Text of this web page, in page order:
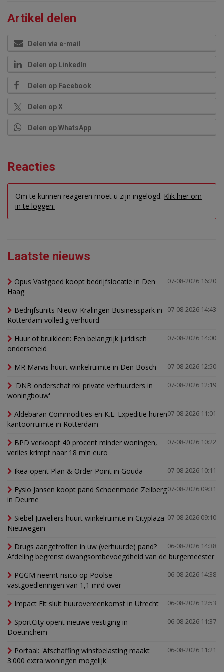
Artikel delen
Delen via e-mail
Delen op LinkedIn
Delen op Facebook
Delen op X
Delen op WhatsApp
Reacties
Om te kunnen reageren moet u zijn ingelogd. Klik hier om
in te loggen.
Laatste nieuws
07-08-2026 16:20
Opus Vastgoed koopt bedrijfslocatie in Den
Haag
07-08-2026 14:43
Bedrijfsunits Nieuw-Kralingen Businesspark in
Rotterdam volledig verhuurd
07-08-2026 14:00
Huur of bruikleen: Een belangrijk juridisch
onderscheid
07-08-2026 12:50
MR Marvis huurt winkelruimte in Den Bosch
07-08-2026 12:19
'DNB onderschat rol private verhuurders in
woningbouw'
07-08-2026 11:01
Aldebaran Commodities en K.E. Expeditie huren
kantoorruimte in Rotterdam
07-08-2026 10:22
BPD verkoopt 40 procent minder woningen,
verlies krimpt naar 18 mln euro
07-08-2026 10:11
Ikea opent Plan & Order Point in Gouda
07-08-2026 09:31
Fysio Jansen koopt pand Schoenmode Zeilberg
in Deurne
07-08-2026 09:10
Siebel Juweliers huurt winkelruimte in Cityplaza
Nieuwegein
06-08-2026 14:38
Drugs aangetroffen in uw (verhuurde) pand?
Afdeling begrenst dwangsombevoegdheid van de burgemeester
06-08-2026 14:38
PGGM neemt risico op Poolse
vastgoedleningen van 1,1 mrd over
06-08-2026 12:53
Impact Fit sluit huurovereenkomst in Utrecht
06-08-2026 11:37
SportCity opent nieuwe vestiging in
Doetinchem
06-08-2026 11:21
Portaal: 'Afschaffing winstbelasting maakt
3.000 extra woningen mogelijk'